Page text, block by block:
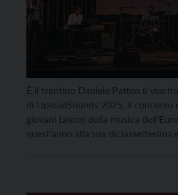
È il trentino Daniele Patton il
di UploadSounds 2025, il concorso
giovani talenti della musica
quest’anno alla sua diciassettesima
finalisti, […]